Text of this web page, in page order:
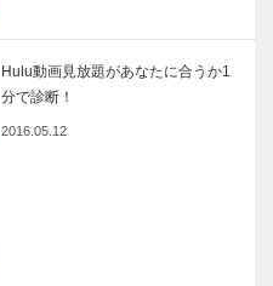
Hulu動画見放題があなたに合うか1
分で診断！
2016.05.12